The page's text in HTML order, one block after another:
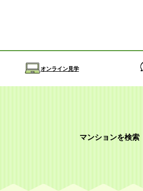
オンライン見学
マンションを検索